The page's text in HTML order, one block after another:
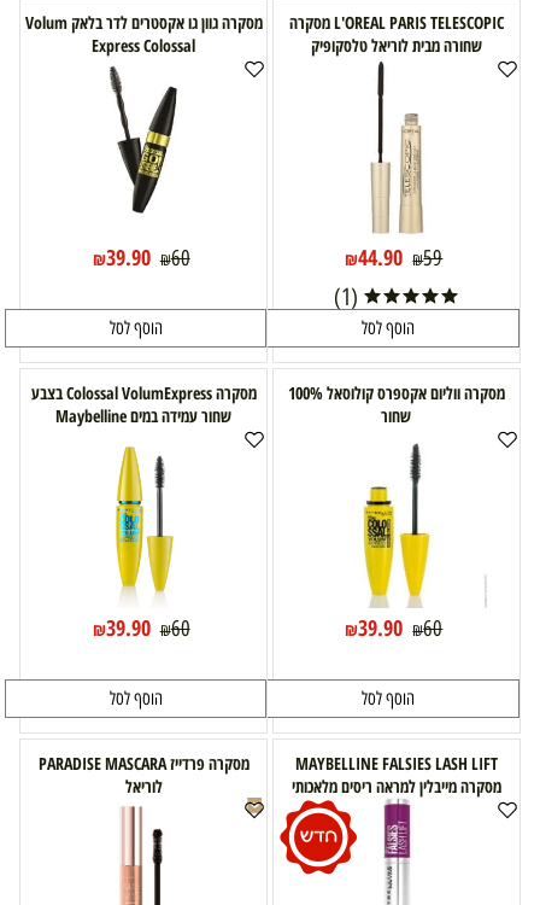
L'OREAL PARIS TELESCOPIC מסקרה
שחורה מבית לוריאל טלסקופיק
₪59
₪44.90
(1)
הוסף לסל
מסקרה גוון גו אקסטרים לדר בלאק Volum
Express Colossal
₪60
₪39.90
הוסף לסל
מסקרה ווליום אקספרס קולוסאל 100%
שחור
₪60
₪39.90
הוסף לסל
מסקרה Colossal VolumExpress בצבע
שחור עמידה במים Maybelline
₪60
₪39.90
הוסף לסל
MAYBELLINE FALSIES LASH LIFT
מסקרה מייבלין למראה ריסים מלאכותי
מסקרה פרדייז PARADISE MASCARA
לוריאל